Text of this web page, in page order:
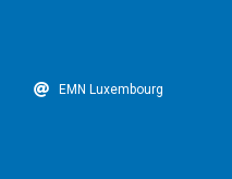
EMN Luxembourg